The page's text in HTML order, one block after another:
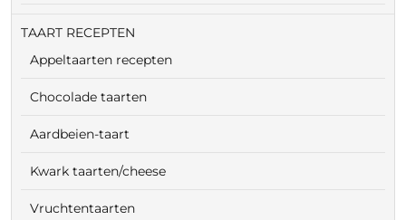
TAART RECEPTEN
Appeltaarten recepten
Chocolade taarten
Aardbeien-taart
Kwark taarten/cheese
Vruchtentaarten